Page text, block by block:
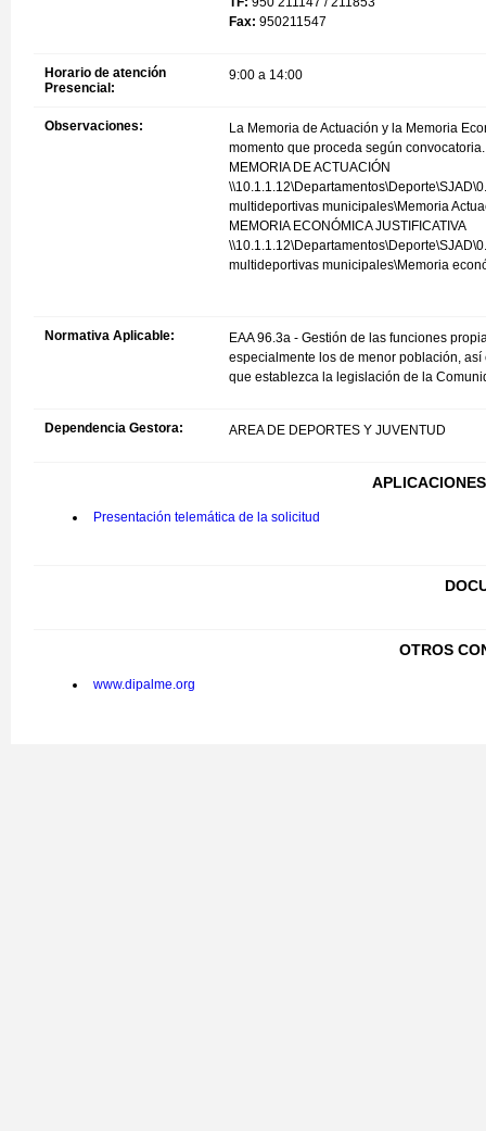
Fax: 950211547
Horario de atención
Presencial:
9:00 a 14:00
Observaciones:
La Memoria de Actuación y la Memoria
momento que proceda según convocatoria.
MEMORIA DE ACTUACIÓN
multideportivas municipales\Memoria
MEMORIA ECONÓMICA JUSTIFICATIVA
multideportivas municipales\Memoria
Normativa Aplicable:
EAA 96.3a - Gestión de las funciones
especialmente los de menor población,
que establezca la legislación de la
Dependencia Gestora: AREA DE DEPORTES Y JUVENTUD
Presentación telemática de la solicitud
OTROS
www.dipalme.org